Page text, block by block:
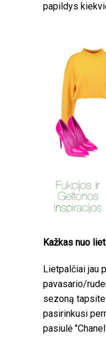
papildys
Kažkas nuo
Lietpalčiai jau
pavasario/
sezoną
pasirinkusi
pasiulė